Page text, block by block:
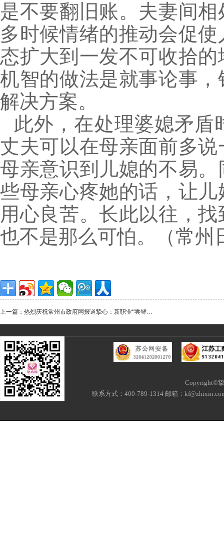
是不要翻旧账。夫妻间
多时候情绪的推动会促
态扩大到一发不可收拾
机智的做法是就事论事
解决方案。
此外，在处理婆媳矛
丈夫可以在母亲面前多
母亲意识到儿媳的不易
些母亲心疼她的话，让
用心良苦。长此以往，
也不是那么可怕。（常州
上一篇：热烈庆祝常州市政府网报道挚心：新职业“尝鲜…
Copyright©
联系方式：400-789-1314 邮箱：